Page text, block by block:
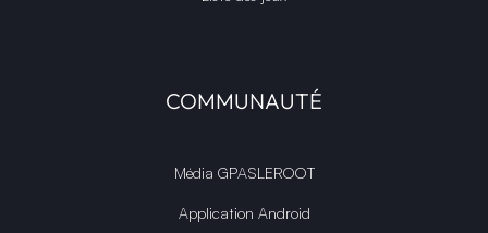
COMMUNAUTÉ
Média GPASLEROOT
Application Android